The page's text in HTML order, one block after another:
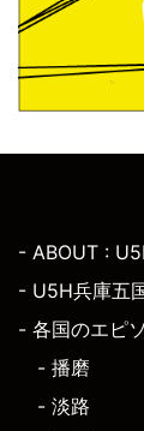
- ABOUT :
- U5H兵庫五
- 各国のエピ
- 播磨
- 淡路